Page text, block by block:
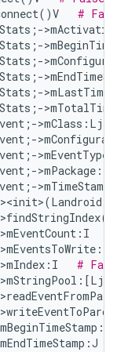
#
>mEventCount:I
>mIndex:I #